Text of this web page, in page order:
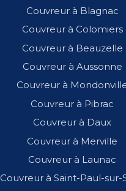
Couvreur à Blagnac
Couvreur à Colomiers
Couvreur à Beauzelle
Couvreur à Aussonne
Couvreur à
Couvreur à Pibrac
Couvreur à Daux
Couvreur à Merville
Couvreur à Launac
Couvreur à Saint-Paul-sur-